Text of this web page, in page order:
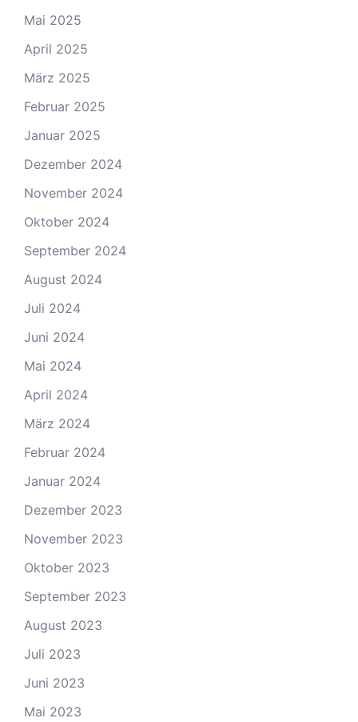
Mai 2025
April 2025
März 2025
Februar 2025
Januar 2025
Dezember 2024
November 2024
Oktober 2024
September 2024
August 2024
Juli 2024
Juni 2024
Mai 2024
April 2024
März 2024
Februar 2024
Januar 2024
Dezember 2023
November 2023
Oktober 2023
September 2023
August 2023
Juli 2023
Juni 2023
Mai 2023